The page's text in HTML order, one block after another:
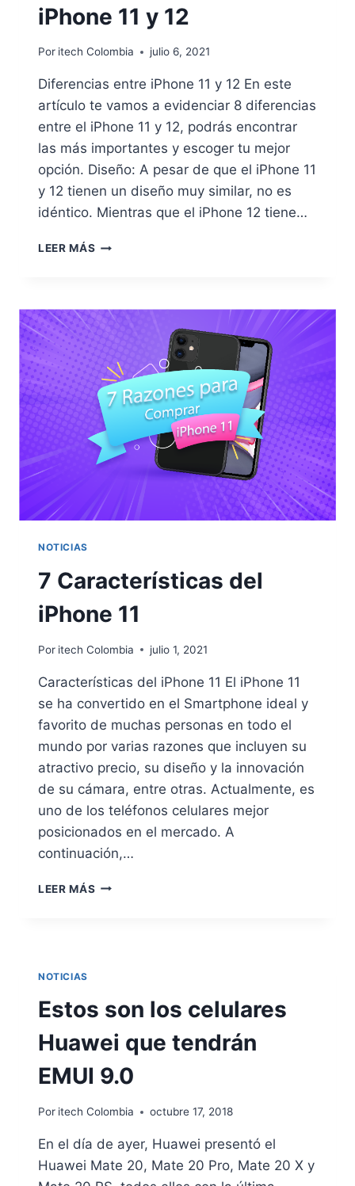
iPhone 11 y 12
Por itech Colombia julio 6, 2021
Diferencias entre iPhone 11 y 12 En este
artículo te vamos a evidenciar 8 diferencias
entre el iPhone 11 y 12, podrás encontrar
las más importantes y escoger tu mejor
opción. Diseño: A pesar de que el iPhone 11
y 12 tienen un diseño muy similar, no es
idéntico. Mientras que el iPhone 12 tiene…
LEER MÁS 8
11
Y
12
NOTICIAS
7 Características del
iPhone 11
Por itech Colombia julio 1, 2021
Características del iPhone 11 El iPhone 11
se ha convertido en el Smartphone ideal y
favorito de muchas personas en todo el
mundo por varias razones que incluyen su
atractivo precio, su diseño y la innovación
de su cámara, entre otras. Actualmente, es
uno de los teléfonos celulares mejor
posicionados en el mercado. A
continuación,…
LEER MÁS 7
NOTICIAS
Estos son los celulares
Huawei que tendrán
EMUI 9.0
Por itech Colombia octubre 17, 2018
En el día de ayer, Huawei presentó el
Huawei Mate 20, Mate 20 Pro, Mate 20 X y